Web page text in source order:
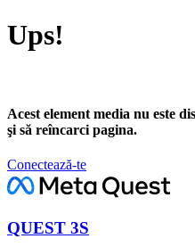
Ups!
Acest element media nu este
şi să reîncarci pagina.
Conectează-te
QUEST 3S